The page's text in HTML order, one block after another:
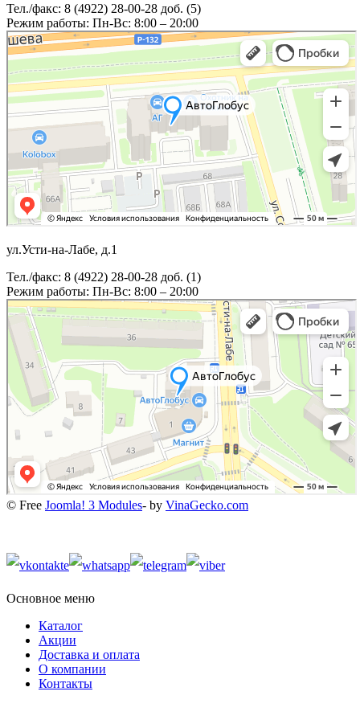
Тел./факс: 8 (4922) 28-00-28 доб. (5)
Режим работы: Пн-Вс: 8:00 – 20:00
ул.Усти-на-Лабе, д.1
Тел./факс: 8 (4922) 28-00-28 доб. (1)
Режим работы: Пн-Вс: 8:00 – 20:00
© Free Joomla! 3 Modules- by VinaGecko.com
Основное меню
Каталог
Акции
Доставка и оплата
О компании
Контакты